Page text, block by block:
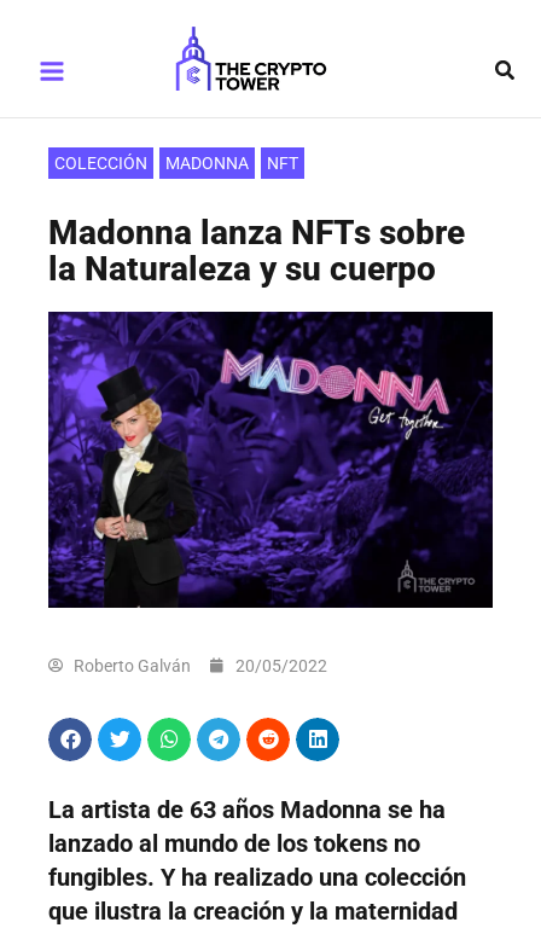
contenido
Menu
COLECCIÓN MADONNA NFT
Madonna lanza NFTs sobre
la Naturaleza y su cuerpo
Roberto Galván 20/05/2022
La artista de 63 años Madonna se ha
lanzado al mundo de los tokens no
fungibles. Y ha realizado una colección
que ilustra la creación y la maternidad